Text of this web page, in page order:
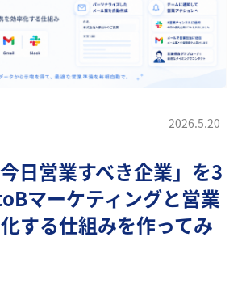
2026.5.20
日営業すべき企業」を3
マーケティングと営業
する仕組みを作ってみ